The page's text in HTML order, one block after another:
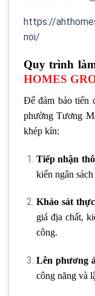
https://
noi/
Quy trình
HOMES
Để đảm bảo tiến
phường Tương
khép kín:
Tiếp nhận
kiến ngân
Khảo sát
giá địa chất,
công.
Lên phương
công năng và